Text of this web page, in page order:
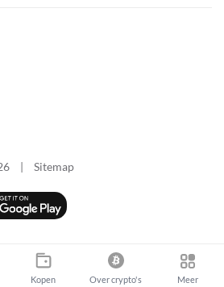
| Sitemap
Kopen Over crypto's Meer